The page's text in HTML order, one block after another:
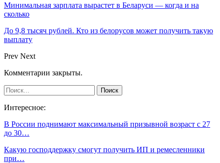
Минимальная зарплата вырастет в Беларуси — когда и на
сколько
До 9,8 тысяч рублей. Кто из белорусов может получить такую
выплату
Prev Next
Комментарии закрыты.
Интересное:
В России поднимают максимальный призывной возраст с 27
до 30…
Какую господдержку смогут получить ИП и ремесленники
при…